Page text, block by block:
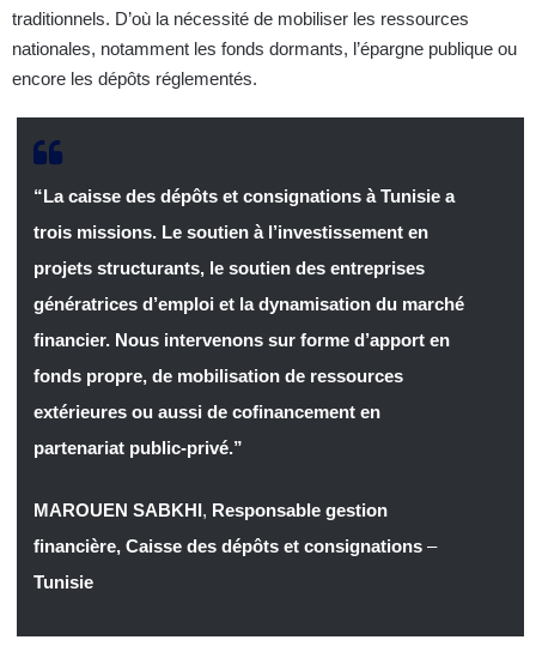
traditionnels. D’où la nécessité de mobiliser les ressources
nationales, notamment les fonds dormants, l’épargne publique ou
encore les dépôts réglementés.
“La caisse des dépôts et consignations à Tunisie a
trois missions. Le soutien à l’investissement en
projets structurants, le soutien des entreprises
génératrices d’emploi et la dynamisation du marché
financier. Nous intervenons sur forme d’apport en
fonds propre, de mobilisation de ressources
extérieures ou aussi de cofinancement en
partenariat public-privé.”
MAROUEN SABKHI, Responsable gestion
financière, Caisse des dépôts et consignations–
Tunisie